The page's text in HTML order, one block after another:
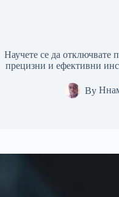
Научете се да отключвате
прецизни и ефективни
By